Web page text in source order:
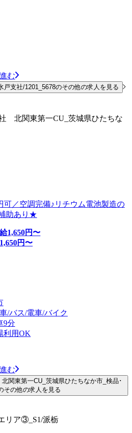
む
支社/1201_5678のその他の求人を見る
北関東第一CU_茨城県ひたちな
可／空調完備♪リチウム電池製造の
助あり★
1,650円〜
1,650円〜
/バス/電車/バイク
9分
利用OK
む
関東第一CU_茨城県ひたちなか市_検品･
その他の求人を見る
リア③_S1/派栃